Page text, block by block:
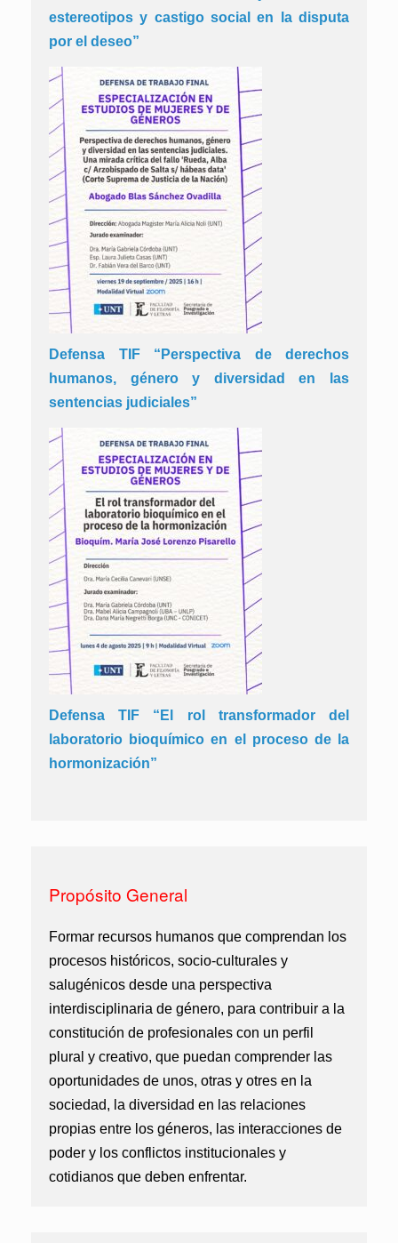
estereotipos y castigo social en la disputa
por el deseo”
Defensa TIF “Perspectiva de derechos
humanos, género y diversidad en las
sentencias judiciales”
Defensa TIF “El rol transformador del
laboratorio bioquímico en el proceso de la
hormonización”
Propósito General
Formar recursos humanos que comprendan los
procesos históricos, socio-culturales y
salugénicos desde una perspectiva
interdisciplinaria de género, para contribuir a la
constitución de profesionales con un perfil
plural y creativo, que puedan comprender las
oportunidades de unos, otras y otres en la
sociedad, la diversidad en las relaciones
propias entre los géneros, las interacciones de
poder y los conflictos institucionales y
cotidianos que deben enfrentar.